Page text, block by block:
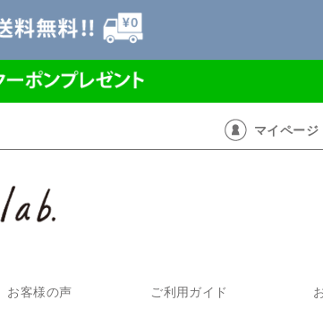
マイページ
お客様の声 ご利用ガイド